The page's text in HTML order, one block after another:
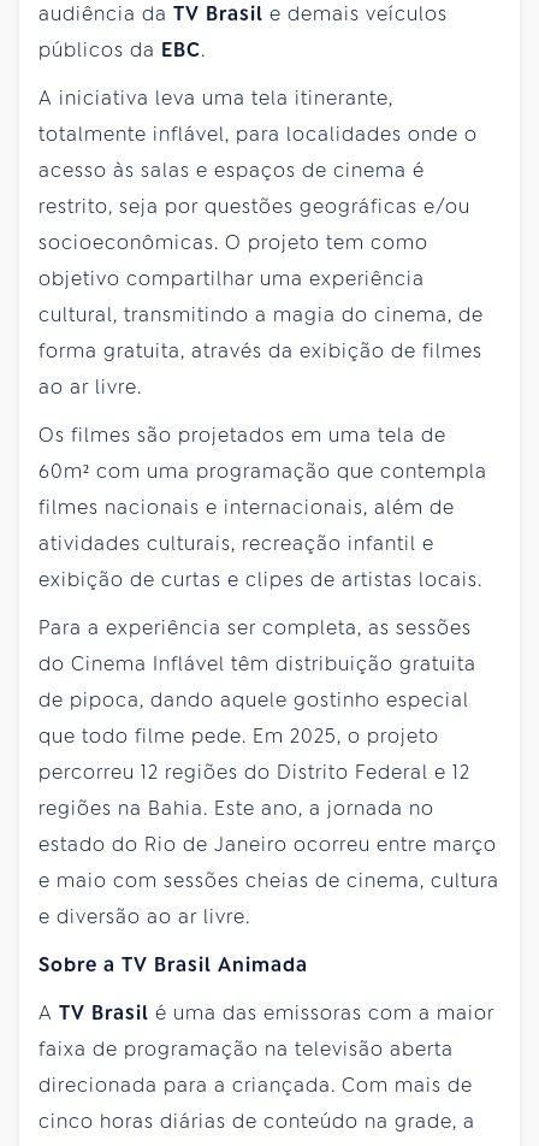
audiência da TV Brasil e demais veículos
públicos da EBC.
A iniciativa leva uma tela itinerante,
totalmente inflável, para localidades onde o
acesso às salas e espaços de cinema é
restrito, seja por questões geográficas e/ou
socioeconômicas. O projeto tem como
objetivo compartilhar uma experiência
cultural, transmitindo a magia do cinema, de
forma gratuita, através da exibição de filmes
ao ar livre.
Os filmes são projetados em uma tela de
60m² com uma programação que contempla
filmes nacionais e internacionais, além de
atividades culturais, recreação infantil e
exibição de curtas e clipes de artistas locais.
Para a experiência ser completa, as sessões
do Cinema Inflável têm distribuição gratuita
de pipoca, dando aquele gostinho especial
que todo filme pede. Em 2025, o projeto
percorreu 12 regiões do Distrito Federal e 12
regiões na Bahia. Este ano, a jornada no
estado do Rio de Janeiro ocorreu entre março
e maio com sessões cheias de cinema, cultura
e diversão ao ar livre.
Sobre a TV Brasil Animada
A TV Brasil é uma das emissoras com a maior
faixa de programação na televisão aberta
direcionada para a criançada. Com mais de
cinco horas diárias de conteúdo na grade, a